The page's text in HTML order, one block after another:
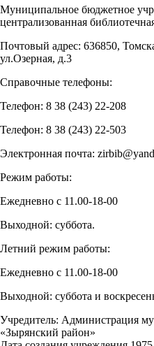
Муниципальное бюджетное
централизованная
Почтовый адрес: 636850,
ул.Озерная, д.3
Справочные телефоны:
Телефон: 8 38 (243) 22-208
Телефон: 8 38 (243) 22-503
Электронная почта:
Режим работы:
Ежедневно с 11.00-18-00
Выходной: суббота.
Летний режим работы:
Ежедневно с 11.00-18-00
Выходной: суббота и
Учредитель: Администрация
«Зырянский район»